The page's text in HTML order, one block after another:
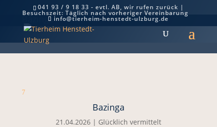
041 93 / 9 18 33 - evtl. AB, wir rufen zurück |
Besuchszeit: Täglich nach vorheriger Vereinbarung
info@tierheim-henstedt-ulzburg.de
Bazinga
7
Bazinga
21.04.2026| Glücklich vermittelt